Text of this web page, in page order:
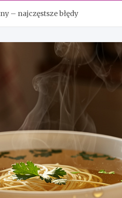
– najczęstsze błędy